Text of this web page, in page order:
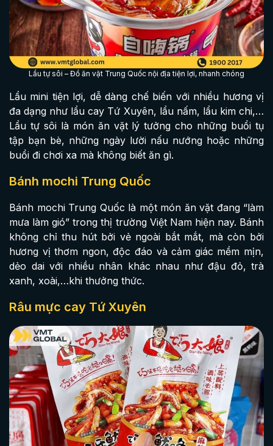
Lẩu tự sôi – Đồ ăn vặt Trung Quốc nội địa tiện lợi, nhanh chóng
Lẩu mini tiện lợi, dễ dàng chế biến với nhiều hương vị
đa dạng như lẩu cay Tứ Xuyên, lẩu nấm, lẩu kim chi,…
Lẩu tự sôi là món ăn vặt lý tưởng cho những buổi tụ
tập bạn bè, những ngày lười nấu nướng hoặc những
buổi đi chơi xa mà không biết ăn gì.
Bánh mochi Trung Quốc
Bánh mochi Trung Quốc là một món ăn vặt đang “làm
mưa làm gió” trong thị trường Việt Nam hiện nay. Bánh
không chỉ thu hút bởi vẻ ngoài bắt mắt, mà còn bởi
hương vị thơm ngon, độc đáo và cảm giác mềm mịn,
dẻo dai với nhiều nhân khác nhau như đậu đỏ, trà
xanh, xoài,…khi thưởng thức.
Râu mực cay Tứ Xuyên